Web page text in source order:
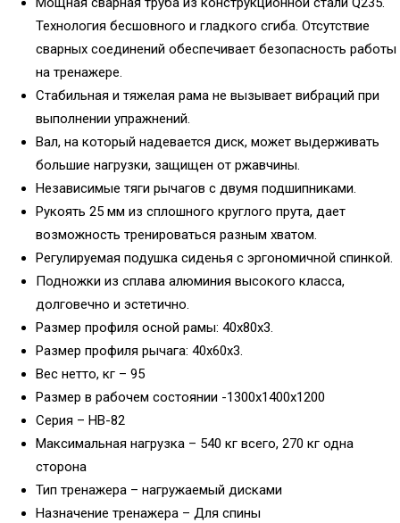
Технология бесшовного и гладкого сгиба. Отсутствие
сварных соединений обеспечивает безопасность работы
на тренажере.
Стабильная и тяжелая рама не вызывает вибраций при
выполнении упражнений.
Вал, на который надевается диск, может выдерживать
большие нагрузки, защищен от ржавчины.
Независимые тяги рычагов с двумя подшипниками.
Рукоять 25 мм из сплошного круглого прута, дает
возможность тренироваться разным хватом.
Регулируемая подушка сиденья с эргономичной спинкой.
Подножки из сплава алюминия высокого класса,
долговечно и эстетично.
Размер профиля осной рамы: 40x80x3.
Размер профиля рычага: 40x60x3.
Вес нетто, кг – 95
Размер в рабочем состоянии -1300x1400x1200
Серия – HB-82
Максимальная нагрузка – 540 кг всего, 270 кг одна
сторона
Тип тренажера – нагружаемый дисками
Назначение тренажера – Для спины